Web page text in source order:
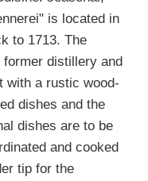
is located in
to 1713. The
distillery and
with a rustic wood-
dishes and the
dishes are to be
and cooked
tip for the